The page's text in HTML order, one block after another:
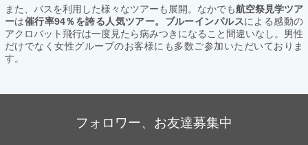
また、バスを利用した様々なツアーも展開。なかでも航空祭見学ツア
ーは催行率94％を誇る人気ツアー。ブルーインパルスによる感動の
アクロバット飛行は一度見たら病みつきになること間違いなし。男性
だけでなく女性グループのお客様にも多数ご参加いただいておりま
す。
フォロワー、お友達募集中